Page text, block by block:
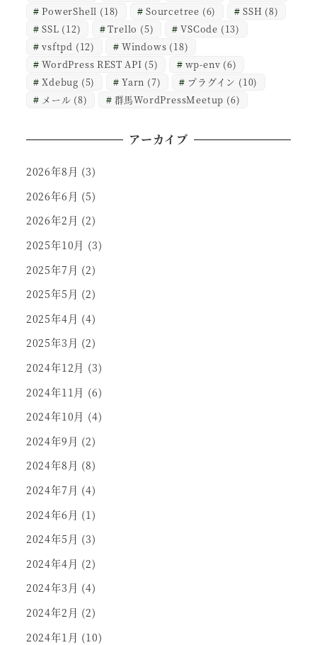
PowerShell (18) Sourcetree (6) SSH (8)
SSL (12) Trello (5) VSCode (13)
vsftpd (12) Windows (18)
WordPress REST API (5) wp-env (6)
Xdebug (5) Yarn (7) プラグイン (10)
メール (8) 群馬WordPressMeetup (6)
アーカイブ
2026年8月 (3)
2026年6月 (5)
2026年2月 (2)
2025年10月 (3)
2025年7月 (2)
2025年5月 (2)
2025年4月 (4)
2025年3月 (2)
2024年12月 (3)
2024年11月 (6)
2024年10月 (4)
2024年9月 (2)
2024年8月 (8)
2024年7月 (4)
2024年6月 (1)
2024年5月 (3)
2024年4月 (2)
2024年3月 (4)
2024年2月 (2)
2024年1月 (10)